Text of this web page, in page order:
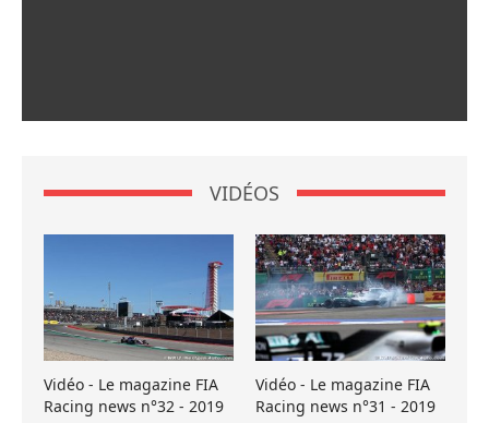
VIDÉOS
Vidéo - Le magazine FIA
Racing news n°32 - 2019
Vidéo - Le magazine FIA
Racing news n°31 - 2019